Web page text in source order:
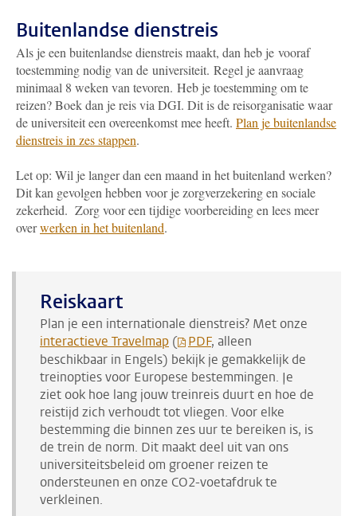
Buitenlandse dienstreis
Als je een buitenlandse dienstreis maakt, dan heb je vooraf
toestemming nodig van de universiteit. Regel je aanvraag
minimaal 8 weken van tevoren. Heb je toestemming om te
reizen? Boek dan je reis via DGI. Dit is de reisorganisatie waar
de universiteit een overeenkomst mee heeft. Plan je buitenlandse
dienstreis in zes stappen.
Let op: Wil je langer dan een maand in het buitenland werken?
Dit kan gevolgen hebben voor je zorgverzekering en sociale
zekerheid. Zorg voor een tijdige voorbereiding en lees meer
overwerken in het buitenland.
Reiskaart
Plan je een internationale dienstreis? Met onze
interactieve Travelmap ( PDF, alleen
beschikbaar in Engels) bekijk je gemakkelijk de
treinopties voor Europese bestemmingen. Je
ziet ook hoe lang jouw treinreis duurt en hoe de
reistijd zich verhoudt tot vliegen. Voor elke
bestemming die binnen zes uur te bereiken is, is
de trein de norm. Dit maakt deel uit van ons
universiteitsbeleid om groener reizen te
ondersteunen en onze CO2-voetafdruk te
verkleinen.